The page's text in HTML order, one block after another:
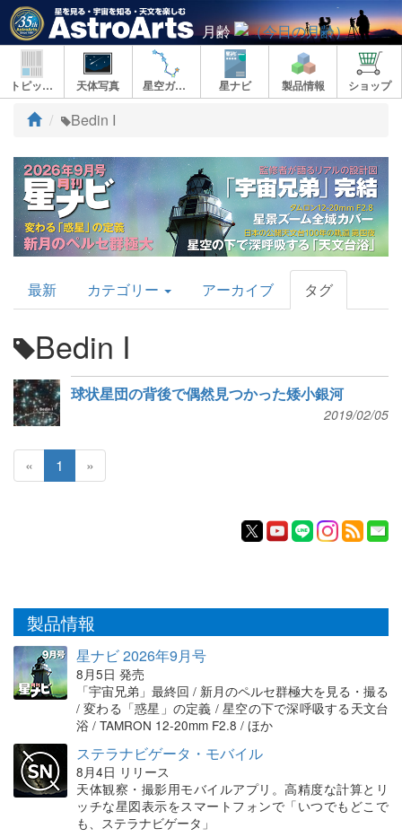
月齢
トピックス 天体写真 星空ガイド 星ナビ 製品情報 ショップ
ト
プ
Bedin I
AstroArts
Topics
最新 カテゴリー アーカイブ タグ
Bedin I
球状星団の背後で偶然見つかった矮小銀河
2019/02/05
« 1 »
製品情報
星ナビ 2026年9月号
8月5日 発売
「宇宙兄弟」最終回 / 新月のペルセ群極大を見る・撮る
/ 変わる「惑星」の定義 / 星空の下で深呼吸する天文台
浴 / TAMRON 12-20mm F2.8 / ほか
ステラナビゲータ・モバイル
8月4日 リリース
天体観察・撮影用モバイルアプリ。高精度な計算とリ
ッチな星図表示をスマートフォンで「いつでもどこで
も、ステラナビゲータ」